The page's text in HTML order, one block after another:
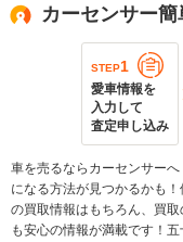
カーセンサー
STEP1
愛車情報を
入力して
査定申し込み
車を売るならカーセンサー
になる方法が見つかるかも
の買取情報はもちろん、買
も安心の情報が満載です！